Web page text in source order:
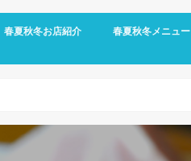
春夏秋冬お店紹介 春夏秋冬メニュー